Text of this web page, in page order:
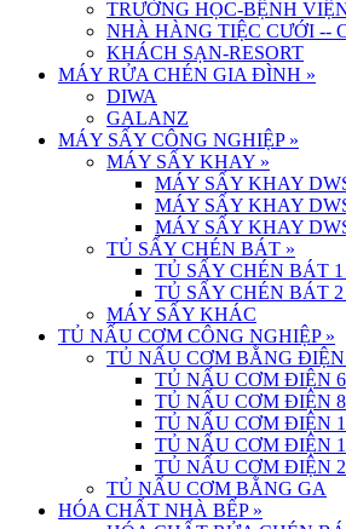
TRƯỜNG HỌC-BỆNH
NHÀ HÀNG TIỆC CƯỚI --
KHÁCH SẠN-RESORT
MÁY RỬA CHÉN GIA ĐÌNH »
DIWA
GALANZ
MÁY SẤY CÔNG NGHIỆP »
MÁY SẤY KHAY »
MÁY SẤY KHAY
MÁY SẤY KHAY
MÁY SẤY KHAY
TỦ SẤY CHÉN BÁT »
TỦ SẤY CHÉN BÁT
TỦ SẤY CHÉN BÁT
MÁY SẤY KHÁC
TỦ NẤU CƠM CÔNG NGHIỆP »
TỦ NẤU CƠM BẰNG ĐIỆN
TỦ NẤU CƠM ĐIỆN
TỦ NẤU CƠM ĐIỆN
TỦ NẤU CƠM ĐIỆN
TỦ NẤU CƠM ĐIỆN
TỦ NẤU CƠM ĐIỆN
TỦ NẤU CƠM BẰNG GA
HÓA CHẤT NHÀ BẾP »